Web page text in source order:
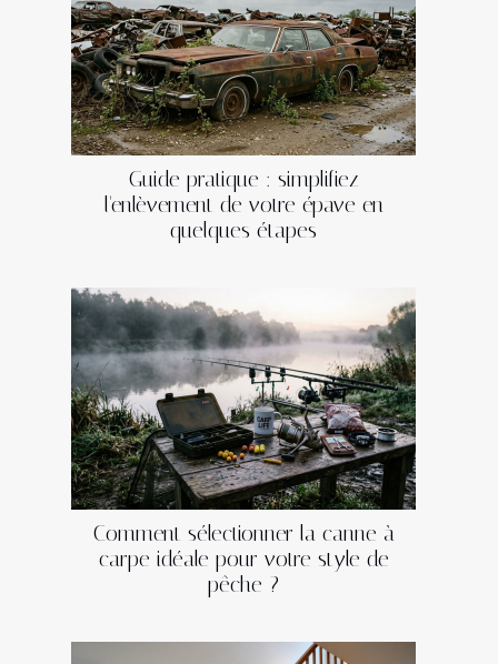
Guide pratique : simplifiez
l'enlèvement de votre épave en
quelques étapes
Comment sélectionner la canne à
carpe idéale pour votre style de
pêche ?